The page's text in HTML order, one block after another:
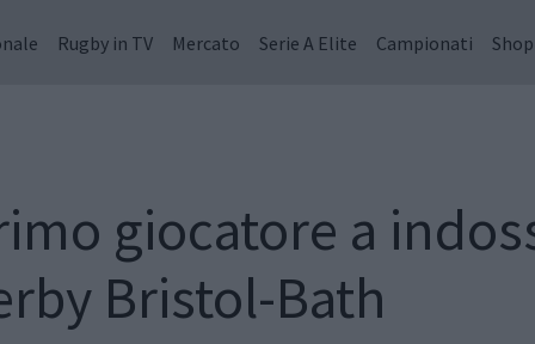
Rugby in TV Mercato Serie A Elite Campionati Shop
giocatore a
Bristol-Bath